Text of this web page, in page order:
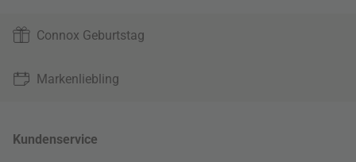
Connox Geburtstag
Markenliebling
Kundenservice